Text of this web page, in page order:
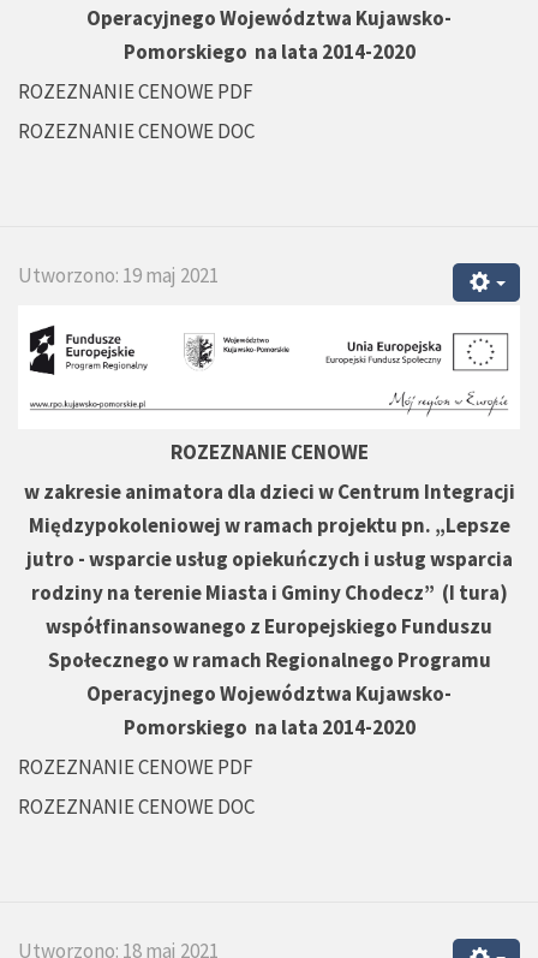
Operacyjnego Województwa Kujawsko-
Pomorskiego na lata 2014-2020
ROZEZNANIE CENOWE PDF
ROZEZNANIE CENOWE DOC
Utworzono: 19 maj 2021
ROZEZNANIE CENOWE
w zakresie animatora dla dzieci w Centrum Integracji
Międzypokoleniowejw ramach projektu pn. „Lepsze
jutro - wsparcie usług opiekuńczych i usług wsparcia
rodziny na terenie Miasta i Gminy Chodecz” (I tura)
współfinansowanego z Europejskiego Funduszu
Społecznego w ramach Regionalnego Programu
Operacyjnego Województwa Kujawsko-
Pomorskiego na lata 2014-2020
ROZEZNANIE CENOWE PDF
ROZEZNANIE CENOWE DOC
Utworzono: 18 maj 2021